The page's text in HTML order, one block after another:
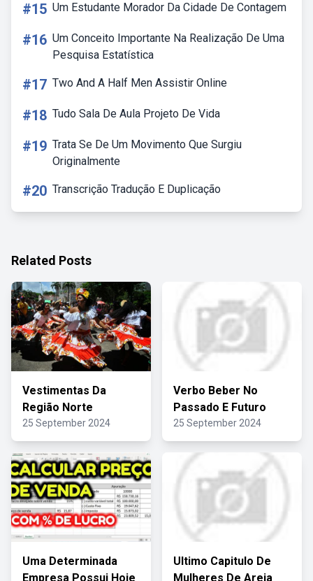
#15 Um Estudante Morador Da Cidade De Contagem
#16 Um Conceito Importante Na Realização De Uma
Pesquisa Estatística
#17 Two And A Half Men Assistir Online
#18 Tudo Sala De Aula Projeto De Vida
#19 Trata Se De Um Movimento Que Surgiu
Originalmente
#20 Transcrição Tradução E Duplicação
Related Posts
Vestimentas Da
Região Norte
25 September 2024
Verbo Beber No
Passado E Futuro
25 September 2024
Uma Determinada
Empresa Possui Hoje
Ultimo Capitulo De
Mulheres De Areia